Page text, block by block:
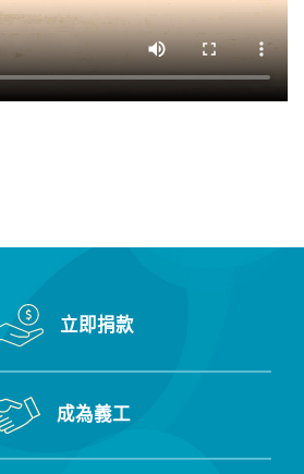
立即捐款
成為義工